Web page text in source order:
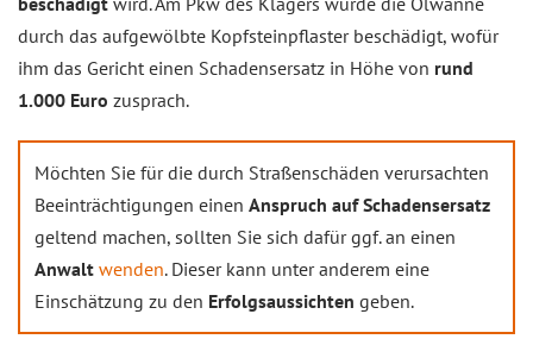
durch das aufgewölbte Kopfsteinpflaster beschädigt, wofür
ihm das Gericht einen Schadensersatz in Höhe von rund
1.000 Euro zusprach.
Möchten Sie für die durch Straßenschäden verursachten
Beeinträchtigungen einen Anspruch auf Schadensersatz
geltend machen, sollten Sie sich dafür ggf. an einen
Anwalt wenden. Dieser kann unter anderem eine
Einschätzung zu den Erfolgsaussichten geben.